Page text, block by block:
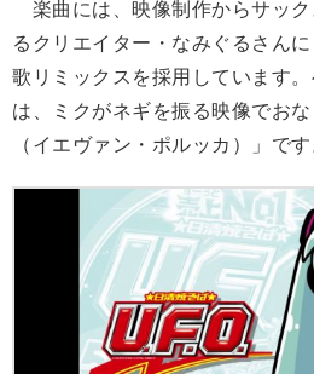
楽曲には、映像制作からサッ
るクリエイター・なみぐるさん
歌リミックスを採用しています
は、ミクがネギを振る映像でお
（イエヴァン・ポルッカ）」です